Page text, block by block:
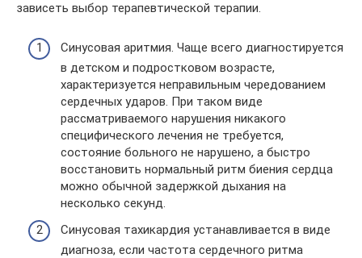
зависеть выбор терапевтической терапии.
Синусовая аритмия. Чаще всего диагностируется
в детском и подростковом возрасте,
характеризуется неправильным чередованием
сердечных ударов. При таком виде
рассматриваемого нарушения никакого
специфического лечения не требуется,
состояние больного не нарушено, а быстро
восстановить нормальный ритм биения сердца
можно обычной задержкой дыхания на
несколько секунд.
Синусовая тахикардия устанавливается в виде
диагноза, если частота сердечного ритма